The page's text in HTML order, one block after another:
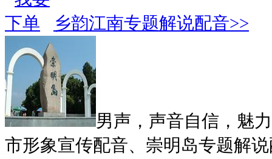
乡韵江南专题解说配音>>
男声，声音自信，魅
市形象宣传配音、崇明岛专题解